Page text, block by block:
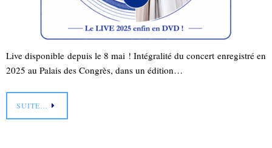
Live disponible depuis le 8 mai ! Intégralité du concert enregistré en
2025 au Palais des Congrès, dans un édition…
SUITE…